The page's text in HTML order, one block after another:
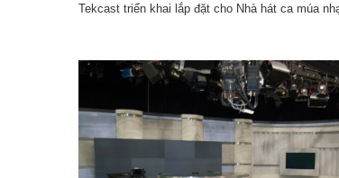
Tekcast triển khai lắp đặt cho Nhà hát ca múa